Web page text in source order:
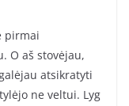
pirmai
O aš stovėjau,
atsikratyti
ne veltui. Lyg